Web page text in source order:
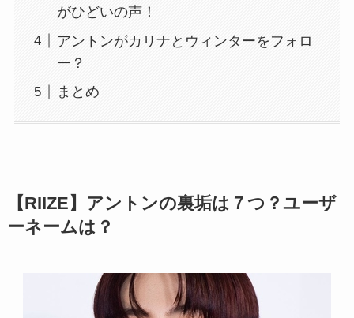
がひどいの声！
アントンがカリナとウィンターをフォロ
ー？
まとめ
【RIIZE】アントンの裏垢は７つ？ユーザ
ーネームは？